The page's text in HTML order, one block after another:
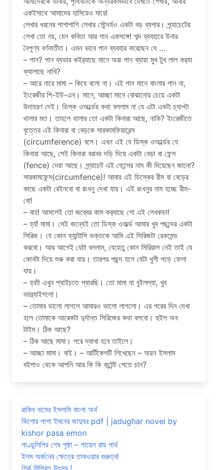
একইসাথে আমাদের হাসিয়েও মারে!
লেখার ধরনের পাশাপাশি লেখার সৌন্দর্যও একটা বড় ব্যপার। প্র্যাচেটের
লেখা তো নয়, যেন কবিতা আর গান একসঙ্গে! শব্দ ব্যবহারে উনার
নৈপূণ্য বর্ণনাতীত। এমন ভাবে পান ব্যবহার করেছেন যে …
– পান? পান ব্যভার কইর‍্যাছে মানে অরা পান খ্যায়া মুখ টুখ লাল কর‍্যা
ফ্যালাছে নাখি?
– আরে নারে মামা – কিযে বলো না। এই পান মানে বাংলার পান না,
ইংরেজীর পি-ইউ-এন। মানে, আচ্ছা মানে বোঝানোর চেয়ে একটা
উদাহরণ দেই। ডিস্ক ওঅর্ল্ডের কথা বললাম না যে এটা একটা চ্যাপ্টা
থালার মত। তাহলে থালার তো একটা কিনারা আছে, নাকি? ইংরেজীতে
বৃত্তের এই কিনারা বা বেড়কে সারকামফিয়ারেন্স
(circumference) বলে। এখন এই যে ডিস্ক ওঅর্ল্ডের যে
কিনারা আছে, সেই কিনারা বরাবর দড়ি দিয়ে একটা বেড়া বা ফেন্স
(fence) দেয়া আছে। প্র্যাচেট এই ফেন্সের নাম কী দিয়েছেন জানো?
সারকামফেন্স(circumfence)! আবার এই ডিস্কের রীম বা বেড়ের
কাছে একটা রেইনবো বা রংধনু দেখা যায়। এই রংধনুর নাম হচ্ছে রীম-
বো!
– বাহ! আসলেই তো জব্বের কাম কর‍্যাছে গো এই লেখকডা!
– হ্যাঁ মামা। সেই জন্যেই তো ডিস্ক ওঅর্ল্ড আমার খুব পছন্দের একটা
সিরিজ। যে কোন ফ্যান্টাসি ভক্তকে আমি এই সিরিজটা রেকমেন্ড
করবো। আর আগেই যেটা বললাম, যেহেতু কোন সিরিয়াল নেই তাই যে
কোনটা দিয়ে শুরু করা যায়। তারপর পছন্দ হলে যেটা খুশী পড়ে ফেলা
যায়।
– হ্যাঁ! এখুন প্যাইচতে প্যারছি। তো মামা যা বুইলল্যা, খুব
ভাল্ল্যাইগলো।
– তোমার ভালো লাগলে আমারও ভালো লাগলো। এর পরের দিন দেখা
হলে তোমাকে আরেকটা দুর্দান্ত সিরিজের কথা বলবো। হুইল অব
টাইম। ঠিক আছে?
– ঠিক আছে মামা। পরে দ্যাখা হবে তাইলে।
– আচ্ছা মামা। বাই। – আর্টিকেলটি লিখেছেন – অয়ন ইসলাম
বইপাও থেকে আপনি আর কি কি কন্টেন্ট পেতে চান?
রাকিব নামের ইসলামি বাংলা অর্থ
কিশোর পাশা ইমনের জাদুঘর pdf | jadughar novel by
kishor pasa emon
পাণ্ডুলিপির শেষ পৃষ্ঠা – পায়েল রায় পার্থ
ইলম অর্জনের ক্ষেত্রে তাকওয়ার গুরুত্ব!